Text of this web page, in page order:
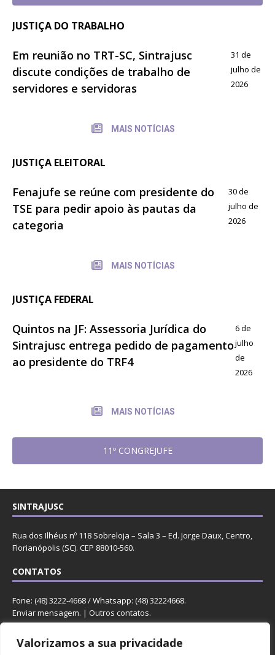
Valorizamos a sua privacidade
JUSTIÇA DO TRABALHO
Em reunião no TRT-SC, Sintrajusc
discute condições de trabalho de
servidores e servidoras
31 de
julho de
2026
MAIS NOTÍCIAS
JUSTIÇA ELEITORAL
Fenajufe se reúne com presidente do
TSE para pedir apoio às pautas da
categoria
30 de
julho de
2026
MAIS NOTÍCIAS
JUSTIÇA FEDERAL
Quintos na JF: Assessoria Jurídica do
Sintrajusc entrega pedido de pagamento
ao presidente do TRF4
6 de
julho
de
2026
MAIS NOTÍCIAS
11º CONGREJUFE
SINTRAJUSC
Rua dos Ilhéus nº 118 Sobreloja – Sala 3 – Ed. Jorge Daux, Centro,
Florianópolis (SC). CEP 88010-560.
CONTATOS
Fone: (48) 3222-4668 / Whatsapp: (48) 32224668.
Enviar mensagem. | Outros contatos.
REDES